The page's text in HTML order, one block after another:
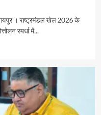
। राष्ट्रमंडल खेल 2026 के
स्पर्धा में...